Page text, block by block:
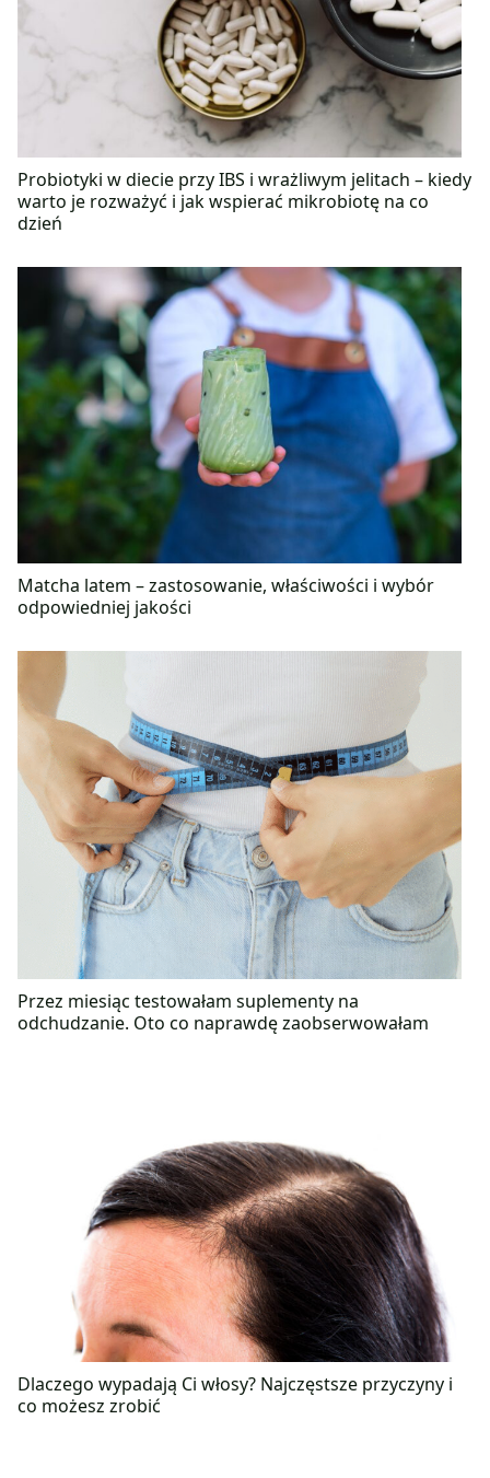
Probiotyki w diecie przy IBS i wrażliwym jelitach – kiedy
warto je rozważyć i jak wspierać mikrobiotę na co
dzień
Matcha latem – zastosowanie, właściwości i wybór
odpowiedniej jakości
Przez miesiąc testowałam suplementy na
odchudzanie. Oto co naprawdę zaobserwowałam
Dlaczego wypadają Ci włosy? Najczęstsze przyczyny i
co możesz zrobić